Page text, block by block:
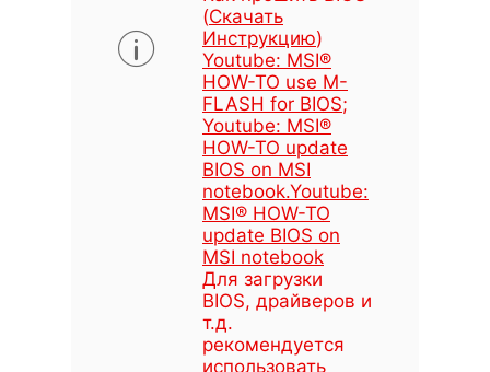
(Скачать
Инструкцию)
Youtube: MSI®
HOW-TO use M-
FLASH for BIOS;
Youtube: MSI®
HOW-TO update
BIOS on MSI
notebook.Youtube:
MSI® HOW-TO
update BIOS on
MSI notebook
Для загрузки
BIOS, драйверов и
т.д.
рекомендуется
использовать